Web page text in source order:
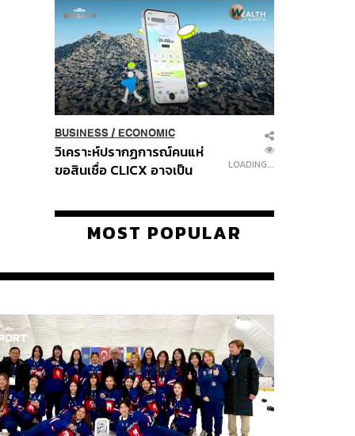
Order
BUSINESS/ ECONOMIC
วิเคราะห์ปรากฏการณ์คนแห่
ขอสินเชื่อ CLICX อาจเป็น
ปัญหาหนี้ครัวเรือนไทยที่ถูกซุก
LOADING...
MOST POPULAR